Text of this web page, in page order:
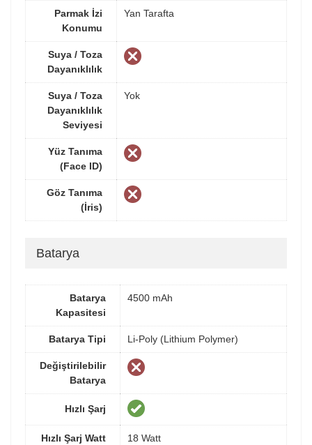
Parmak İzi
Konumu
Yan Tarafta
Suya / Toza
Dayanıklılık
Suya / Toza
Dayanıklılık
Seviyesi
Yok
Yüz Tanıma
(Face ID)
Göz Tanıma
(İris)
Batarya
Batarya
Kapasitesi
4500 mAh
Batarya Tipi Li-Poly (Lithium Polymer)
Değiştirilebilir
Batarya
Hızlı Şarj
Hızlı Şarj Watt
18 Watt